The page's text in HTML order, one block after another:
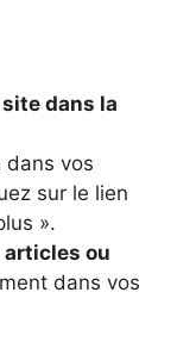
dans la
dans vos
sur le lien
».
articles ou
dans vos